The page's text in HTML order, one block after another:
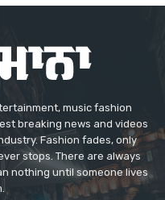
music fashion
breaking news and videos
Fashion fades, only
stops. There are always
nothing until someone lives